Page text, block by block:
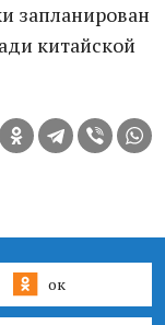
запланирован
китайской
ок